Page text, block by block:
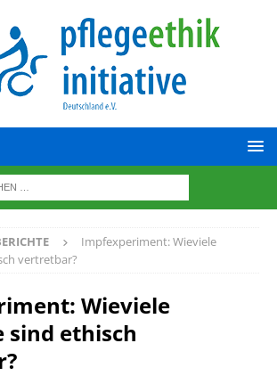
Impfexperiment: Wieviele
vertretbar?
Wieviele
sind ethisch